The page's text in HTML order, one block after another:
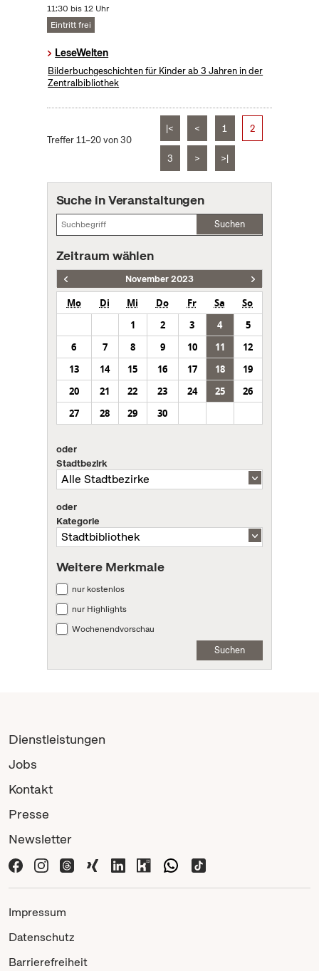
11:30 bis 12 Uhr
Eintritt frei
LeseWelten
Bilderbuchgeschichten für Kinder ab 3 Jahren in der
Zentralbibliothek
Treffer 11–20 von 30
|< < 1 2
3 > >|
Suche in Veranstaltungen
Suchen
Zeitraum wählen
November 2023
Mo Di Mi Do Fr Sa
So
1
2 3 4
5
6
7 8 9 10 11
12
13
14 15 16 17 18
19
20
21 22 23 24 25
26
27
28 29 30
oder
Stadtbezirk
oder
Kategorie
Weitere Merkmale
nur kostenlos
nur Highlights
Wochenendvorschau
Suchen
Dienstleistungen
Jobs
Kontakt
Presse
Newsletter
Impressum
Datenschutz
Barrierefreiheit